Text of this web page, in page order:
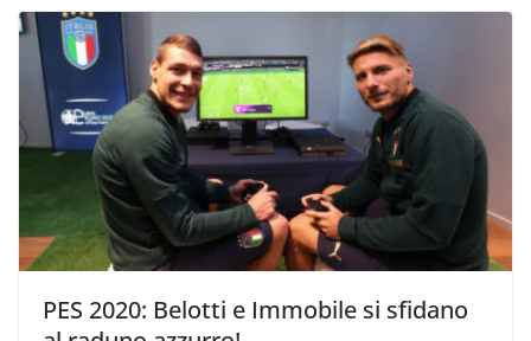
PES 2020: Belotti e Immobile si sfidano